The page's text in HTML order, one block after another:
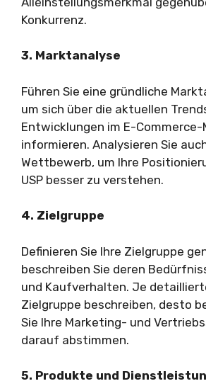
Konkurrenz.
3. Marktanalyse
Führen Sie eine gründliche
um sich über die aktuellen
Entwicklungen im E-Commerce-
informieren. Analysieren Sie
Wettbewerb, um Ihre
USP besser zu verstehen.
4. Zielgruppe
Definieren Sie Ihre Zielgruppe
beschreiben Sie deren
und Kaufverhalten. Je
Zielgruppe beschreiben, desto
Sie Ihre Marketing- und
darauf abstimmen.
5. Produkte und